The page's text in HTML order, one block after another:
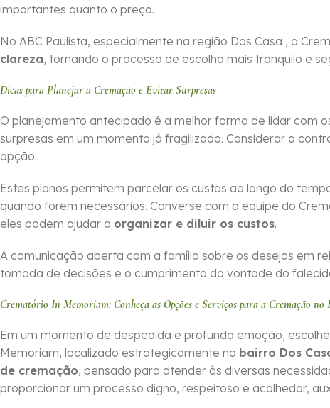
importantes quanto o preço.
No ABC Paulista, especialmente na região Dos Casa , o
clareza, tornando o processo de escolha mais tranquilo e
Dicas para Planejar a Cremação e Evitar Surpresas
O planejamento antecipado é a melhor forma de lidar com
surpresas em um momento já fragilizado. Considerar a
opção.
Estes planos permitem parcelar os custos ao longo do
quando forem necessários. Converse com a equipe do
eles podem ajudar a organizar e diluir os custos.
A comunicação aberta com a família sobre os desejos em
tomada de decisões e o cumprimento da vontade do
Crematório In Memoriam: Conheça as Opções e Serviços para a Cremação no
Em um momento de despedida e profunda emoção,
Memoriam, localizado estrategicamente no bairro Dos
de cremação, pensado para atender às diversas
proporcionar um processo digno, respeitoso e acolhedor,